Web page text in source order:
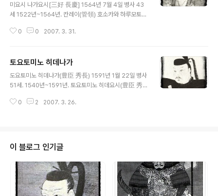
미요시 나가요시[三好 長慶] 1564년 7월 4일 병사 43
세 1522년~1564년. 칸레이(管領) 호소카와 하루모토
内), 셋츠(摂津)를 지배. 이어서 쿄우토(京都)에 들어가
영유하며 전성기를 누리지만 마츠나가 히사히데(松永 久
秀)에게 실권을 빼앗겼다. 절정기의 나가요시 전성기의 미
요시 나가요시는 야마시로(山城), 야마토(大和), 카와치
바(丹波)의 대부분과 하리마(播磨)의 일부 그리고 시고쿠
0 0 2007. 3. 31.
토요토미노 히데나가
도요토미노 히데나가(豊臣 秀長) 1591년 1월 22일 병사
51세. 1540년~1591년. 토요토미노 히데요시(豊臣 秀
磨) 공략전 등 여러 지역에서 활약. 혼노우(本能)사(寺)의
다. 히데요시를 지탱해 온 동생 오다 가문(織田家)에서 출
세한 형 히데요시의 꼬임에 넘어가 억지로 사무라이가 된
'키노시타 코이치로우 히데나가(木下 小一郎 秀長)'. 하
지만 형과 함께 전장(戰場)에서 활약하면서 형의 좋은 조
언자, 보좌역이 되는 수고를 아끼지 않았다. 히데요시가 타
지마(但馬)를 평정한 15..
0 2 2007. 3. 26.
이 블로그 인기글